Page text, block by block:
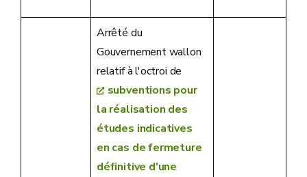
Arrêté du
Gouvernement wallon
relatif à l'octroi de
subventions pour
la réalisation des
études indicatives
en cas de fermeture
définitive d'une